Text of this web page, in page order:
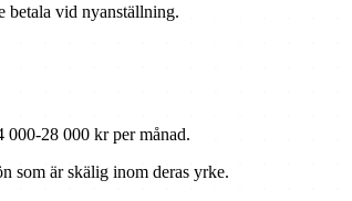
betala vid nyanställning.
000-28 000 kr per månad.
som är skälig inom deras yrke.